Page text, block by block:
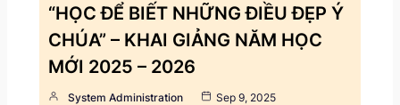
“HỌC ĐỂ BIẾT NHỮNG ĐIỀU ĐẸP Ý
CHÚA” – KHAI GIẢNG NĂM HỌC
MỚI 2025 – 2026
System Administration
Sep 9, 2025